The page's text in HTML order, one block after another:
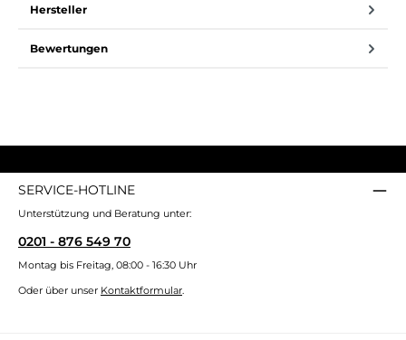
Hersteller
Bewertungen
SERVICE-HOTLINE
Unterstützung und Beratung unter:
0201 - 876 549 70
Montag bis Freitag, 08:00 - 16:30 Uhr
Oder über unser Kontaktformular.